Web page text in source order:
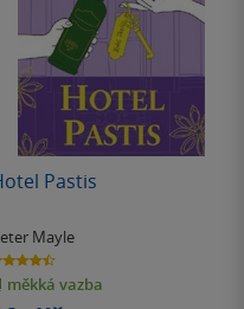
Pastis
Mayle
měkká vazba